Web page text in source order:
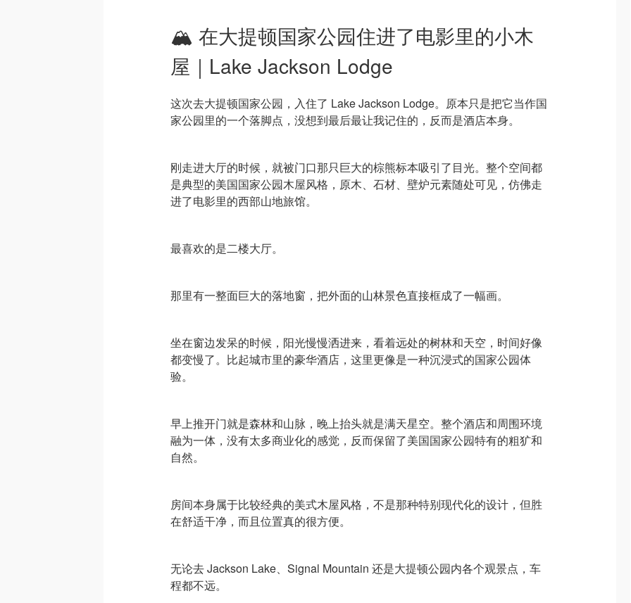
🏔️ 在大提顿国家公园住进了电影里的小木
屋｜Lake Jackson Lodge
这次去大提顿国家公园，入住了 Lake Jackson Lodge。原本只是把它当作国
家公园里的一个落脚点，没想到最后最让我记住的，反而是酒店本身。
刚走进大厅的时候，就被门口那只巨大的棕熊标本吸引了目光。整个空间都
是典型的美国国家公园木屋风格，原木、石材、壁炉元素随处可见，仿佛走
进了电影里的西部山地旅馆。
最喜欢的是二楼大厅。
那里有一整面巨大的落地窗，把外面的山林景色直接框成了一幅画。
坐在窗边发呆的时候，阳光慢慢洒进来，看着远处的树林和天空，时间好像
都变慢了。比起城市里的豪华酒店，这里更像是一种沉浸式的国家公园体
验。
早上推开门就是森林和山脉，晚上抬头就是满天星空。整个酒店和周围环境
融为一体，没有太多商业化的感觉，反而保留了美国国家公园特有的粗犷和
自然。
房间本身属于比较经典的美式木屋风格，不是那种特别现代化的设计，但胜
在舒适干净，而且位置真的很方便。
无论去 Jackson Lake、Signal Mountain 还是大提顿公园内各个观景点，车
程都不远。